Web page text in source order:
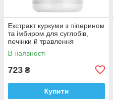
Екстракт куркуми з піперином
та імбиром для суглобів,
печінки й травлення
MedFuture Turmeric 60
таблеток Доставка з ЄС
В наявності
723 ₴
Купити